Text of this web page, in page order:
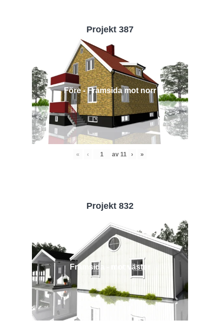
Projekt 387
Före - Framsida mot norr
« ‹ av 11 › »
Projekt 832
Framsida - mot väster